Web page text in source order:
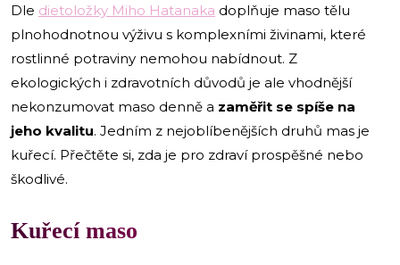
Dle dietoložky Miho Hatanaka doplňuje maso tělu
plnohodnotnou výživu s komplexními živinami, které
rostlinné potraviny nemohou nabídnout. Z
ekologických i zdravotních důvodů je ale vhodnější
nekonzumovat maso denně a zaměřit se spíše na
jeho kvalitu. Jedním z nejoblíbenějších druhů mas je
kuřecí. Přečtěte si, zda je pro zdraví prospěšné nebo
škodlivé.
Kuřecí maso